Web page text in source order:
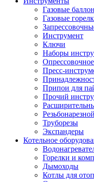
Газовые
Газовые
Инструмент
Ключи
Наборы
Пресс-
Припои для
Прочий
Труборезы
Экспандеры
Котельное
Горелки и
Дымоходы
Котлы для